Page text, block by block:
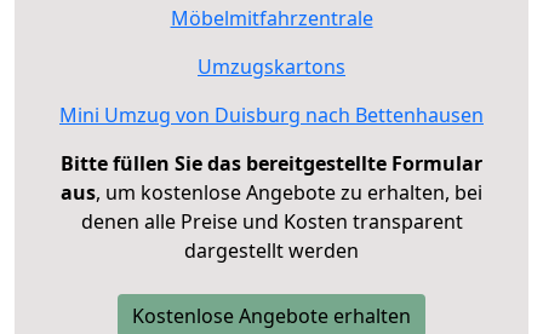
Möbelmitfahrzentrale
Umzugskartons
Mini Umzug von Duisburg nach Bettenhausen
Bitte füllen Sie das bereitgestellte Formular
aus, um kostenlose Angebote zu erhalten, bei
denen alle Preise und Kosten transparent
dargestellt werden
Kostenlose Angebote erhalten